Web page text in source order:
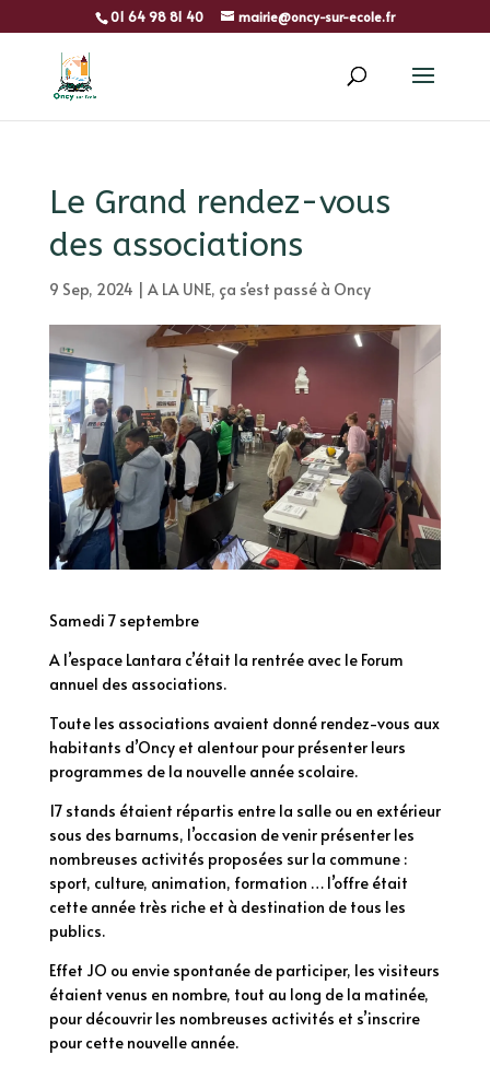
01 64 98 81 40 mairie@oncy-sur-ecole.fr
Le Grand rendez-vous
des associations
9 Sep, 2024 | A LA UNE, ça s'est passé à Oncy
Samedi 7 septembre
A l’espace Lantara c’était la rentrée avec le Forum
annuel des associations.
Toute les associations avaient donné rendez-vous aux
habitants d’Oncy et alentour pour présenter leurs
programmes de la nouvelle année scolaire.
17 stands étaient répartis entre la salle ou en extérieur
sous des barnums, l’occasion de venir présenter les
nombreuses activités proposées sur la commune :
sport, culture, animation, formation … l’offre était
cette année très riche et à destination de tous les
publics.
Effet JO ou envie spontanée de participer, les visiteurs
étaient venus en nombre, tout au long de la matinée,
pour découvrir les nombreuses activités et s’inscrire
pour cette nouvelle année.